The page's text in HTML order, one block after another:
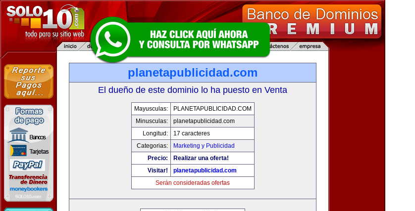
planetapublicidad.com
El dueño de este dominio lo ha puesto en Venta
Mayusculas:
PLANETAPUBLICIDAD.COM
Minusculas:
planetapublicidad.com
Longitud:
17 caracteres
Categorias:
Marketing y Publicidad
Precio:
Realizar una oferta!
Visitar!
planetapublicidad.com
Serán consideradas ofertas